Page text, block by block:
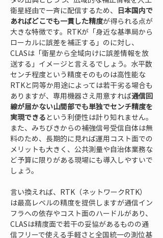
衛星経由で一斉に配信するため、 日本国内で
あればどこでも一貫した精度が得られる点が
大きな特徴です。RTKが「身近な基準局から
ローカルに誤差を補正する」のに対し、
CLASは「衛星から全域向けに誤差情報を放
送する」イメージと言えるでしょう。水平数
センチ程度という精度そのものは高性能な
RTKと同等か用途によっては若干劣る場合も
ありますが、専用機器さえ用意すれば通信回
線が届かない山間部でも単独でセンチ精度を
実現できる という利便性は計り知れません。
また、みちびきからの補強信号受信自体は無
料のため、長期的に見れば運用コスト面での
メリットも大きく、公共測量や自治体業務な
ど予算に限りがある現場にも導入しやすいで
しょう。
言い換えれば、RTK（ネットワークRTK）
は最高レベルの精度を提供しますが通信イン
フラへの依存やコスト面のハードルがあり、
CLASは精度面で若干の妥協があるものの通
信フリーで使える手軽さと全国統一の測位基